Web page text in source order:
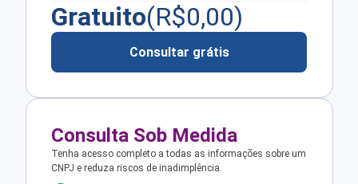
Gratuito(R$0,00)
Consultar grátis
Consulta Sob Medida
Tenha acesso completo a todas as informações sobre um
CNPJ e reduza riscos de inadimplência.